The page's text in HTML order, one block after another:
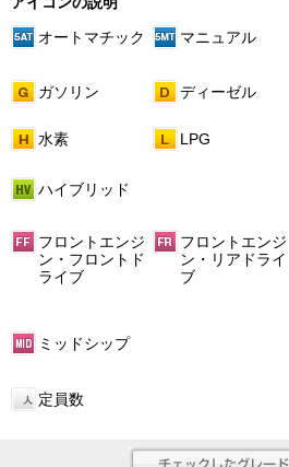
オートマチック
マニュアル
ガソリン ディーゼル
水素 LPG
ハイブリッド
フロントエンジ
ン・フロントド
ライブ
フロントエンジ
ン・リアドライ
ブ
ミッドシップ
定員数